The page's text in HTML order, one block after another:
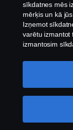
sīkdatnes mēs
mērķis un kā
Izņemot
varētu izmantot
izmantosim